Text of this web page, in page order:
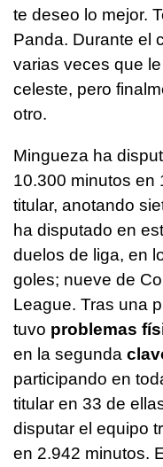
te deseo lo mejor.
Panda. Durante el
varias veces que
celeste, pero
otro.
Mingueza ha
10.300 minutos en
titular, anotando
ha disputado en
duelos de liga, en
goles; nueve de
League. Tras una
tuvo problemas
en la segunda
participando en
titular en 33 de
disputar el equipo
en 2.942 minutos.